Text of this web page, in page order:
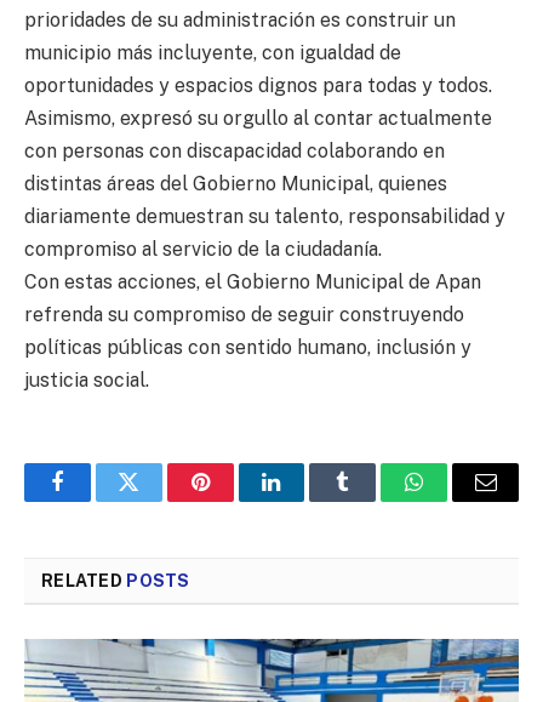
prioridades de su administración es construir un
municipio más incluyente, con igualdad de
oportunidades y espacios dignos para todas y todos.
Asimismo, expresó su orgullo al contar actualmente
con personas con discapacidad colaborando en
distintas áreas del Gobierno Municipal, quienes
diariamente demuestran su talento, responsabilidad y
compromiso al servicio de la ciudadanía.
Con estas acciones, el Gobierno Municipal de Apan
refrenda su compromiso de seguir construyendo
políticas públicas con sentido humano, inclusión y
justicia social.
FacebookTwitter PinterestLinkedInTumblr WhatsAppEmail
RELATED POSTS